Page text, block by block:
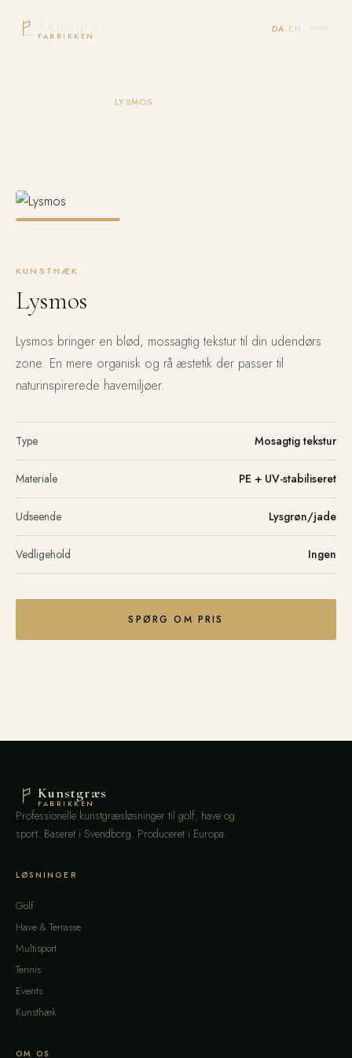
FABRIKKEN
DA EN
LYSMOS
KUNSTHÆK
Lysmos
Lysmos bringer en blød, mossagtig tekstur til din udendørs
zone. En mere organisk og rå æstetik der passer til
naturinspirerede havemiljøer.
Type Mosagtig tekstur
Materiale PE + UV-stabiliseret
Udseende Lysgrøn/jade
Vedligehold Ingen
SPØRG OM PRIS
Kunstgræs
FABRIKKEN
Professionelle kunstgræsløsninger til golf, have og
sport. Baseret i Svendborg. Produceret i Europa.
LØSNINGER
Golf
Have & Terrasse
Multisport
Tennis
Events
Kunsthæk
OM OS